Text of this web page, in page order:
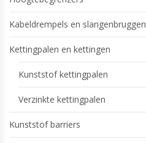
Kabeldrempels en slangenbruggen
Kettingpalen en kettingen
Kunststof kettingpalen
Verzinkte kettingpalen
Kunststof barriers